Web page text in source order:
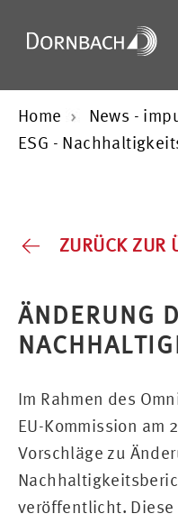
Home
News -
ESG -
ZURÜCK ZUR
ÄNDERUNG
Im Rahmen des
EU-Kommission am
Vorschläge zu
veröffentlicht.